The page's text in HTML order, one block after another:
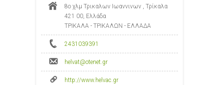
8ο χλμ Τρικαλων Ιωαννινων , Τρίκαλα
421 00, Ελλάδα
ΤΡΙΚΑΛΑ - ΤΡΙΚΑΛΩΝ - ΕΛΛΑΔΑ
2431039391
helvat@otenet.gr
http://www.helvac.gr